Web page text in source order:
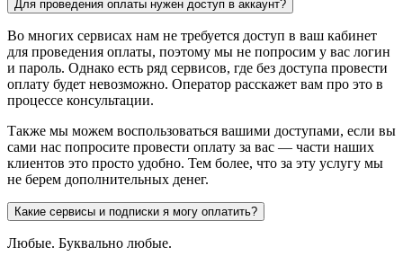
Для проведения оплаты нужен доступ в аккаунт?
Во многих сервисах нам не требуется доступ в ваш кабинет
для проведения оплаты, поэтому мы не попросим у вас логин
и пароль. Однако есть ряд сервисов, где без доступа провести
оплату будет невозможно. Оператор расскажет вам про это в
процессе консультации.
Также мы можем воспользоваться вашими доступами, если вы
сами нас попросите провести оплату за вас — части наших
клиентов это просто удобно. Тем более, что за эту услугу мы
не берем дополнительных денег.
Какие сервисы и подписки я могу оплатить?
Любые. Буквально любые.